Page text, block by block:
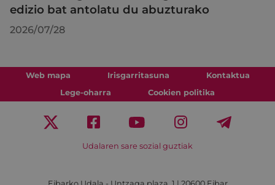
edizio bat antolatu du abuzturako
2026/07/28
Web mapa Irisgarritasuna
Kontaktua
Lege-oharra
Cookien politika
Udalaren sare sozial guztiak